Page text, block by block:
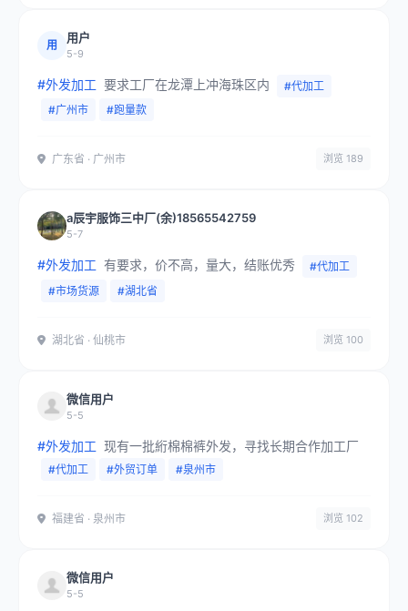
用
用户
5-9
#外发加工 要求工厂在龙潭上冲海珠区内
#代加工
#广州市
#跑量款
广东省 · 广州市 浏览 189
a辰宇服饰三中厂(余)18565542759
5-7
#外发加工 有要求，价不高，量大，结账优秀
#代加工
#市场货源
#湖北省
湖北省 · 仙桃市 浏览 100
微信用户
5-5
#外发加工 现有一批絎棉棉裤外发，寻找长期合作加工厂
#代加工 #外贸订单 #泉州市
福建省 · 泉州市 浏览 102
微信用户
5-5